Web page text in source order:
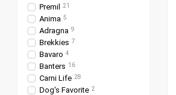
Premil 21
Anima 5
Adragna 9
Brekkies 7
Bavaro 4
Banters 16
Carni Life 28
Dog's Favorite 2